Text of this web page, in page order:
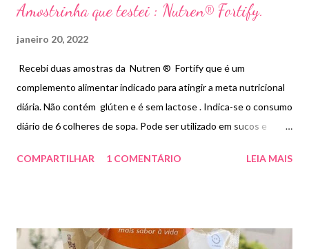
Amostrinha que testei : Nutren® Fortify.
janeiro 20, 2022
Recebi duas amostras da Nutren ® Fortify que é um
complemento alimentar indicado para atingir a meta nutricional
diária. Não contém glúten e é sem lactose . Indica-se o consumo
diário de 6 colheres de sopa. Pode ser utilizado em sucos e
pode ser adicionado a receitas doces e salgadas não pode ser
e benefícios Pó para o preparo de bebida para dietas com
COMPARTILHAR 1 COMENTÁRIO LEIA MAIS